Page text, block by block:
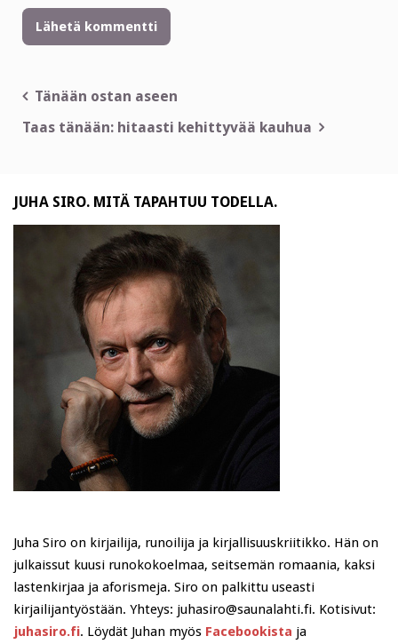
Artikkelien
selaus
Tänään ostan aseen
Taas tänään: hitaasti kehittyvää kauhua
JUHA SIRO. MITÄ TAPAHTUU TODELLA.
Juha Siro on kirjailija, runoilija ja kirjallisuuskriitikko. Hän on
julkaissut kuusi runokokoelmaa, seitsemän romaania, kaksi
lastenkirjaa ja aforismeja. Siro on palkittu useasti
kirjailijantyöstään. Yhteys: juhasiro@saunalahti.fi. Kotisivut:
juhasiro.fi. Löydät Juhan myös Facebookista ja